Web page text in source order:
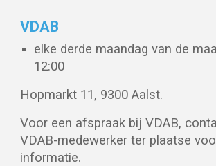
VDAB
elke derde maandag van de
12:00
Hopmarkt 11, 9300 Aalst.
Voor een afspraak bij VDAB,
VDAB-medewerker ter plaatse
informatie.